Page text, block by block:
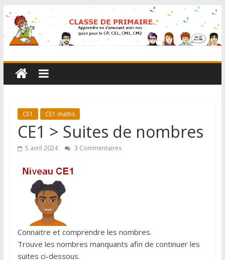
CE1 CE1 maths
CE1 > Suites de nombres
5 avril 2024 3 Commentaires
Connaitre et comprendre les nombres.
Trouve les nombres manquants afin de continuer les
suites ci-dessous.